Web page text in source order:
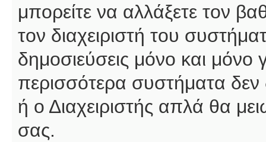
μπορείτε να αλλάξετε τον
τον διαχειριστή του
δημοσιεύσεις μόνο και
περισσότερα συστήματα δεν
ή ο Διαχειριστής απλά θα
σας.